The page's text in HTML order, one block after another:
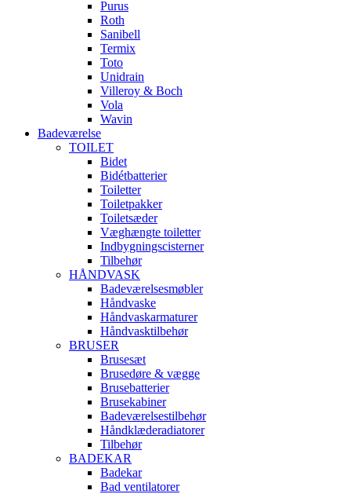
Purus
Roth
Sanibell
Termix
Toto
Unidrain
Villeroy & Boch
Vola
Wavin
Badeværelse
TOILET
Bidet
Bidétbatterier
Toiletter
Toiletpakker
Toiletsæder
Væghængte toiletter
Indbygningscisterner
Tilbehør
HÅNDVASK
Badeværelsesmøbler
Håndvaske
Håndvaskarmaturer
Håndvasktilbehør
BRUSER
Brusesæt
Brusedøre & vægge
Brusebatterier
Brusekabiner
Badeværelsestilbehør
Håndklæderadiatorer
Tilbehør
BADEKAR
Badekar
Bad ventilatorer